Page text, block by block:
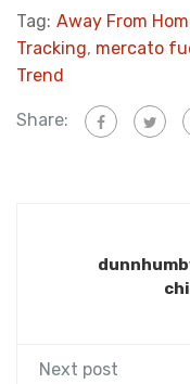
Tag: Away From
Tracking, mercato
Trend
Share:
Next post